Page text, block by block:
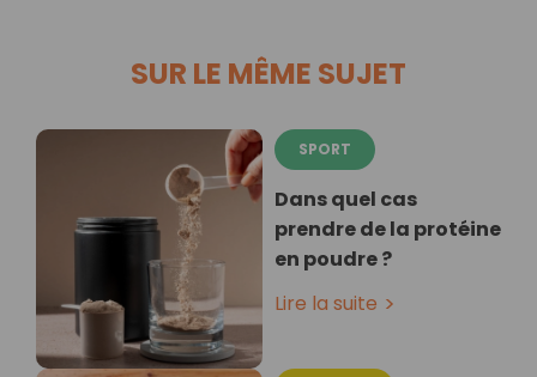
SUR LE MÊME SUJET
SPORT
Dans quel cas
prendre de la protéine
en poudre ?
Lire la suite